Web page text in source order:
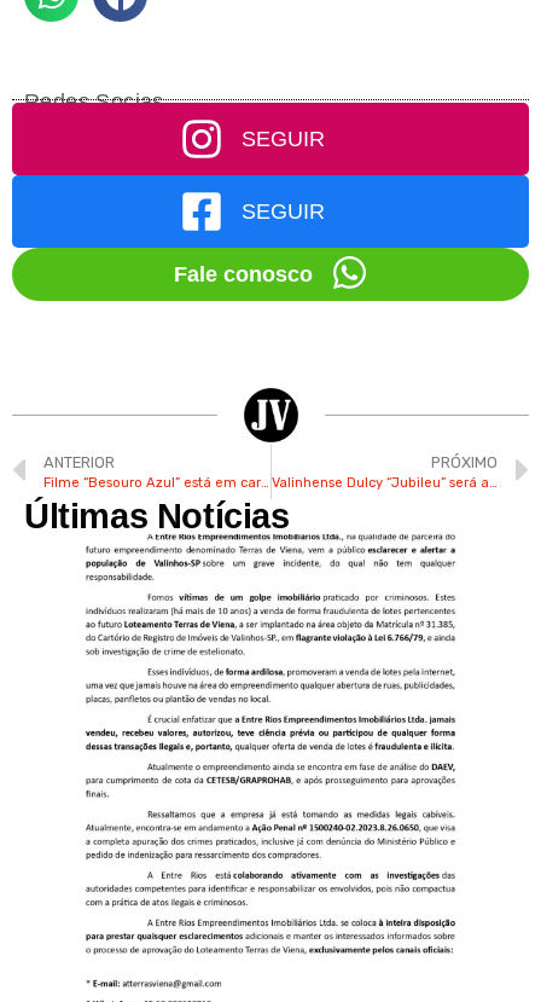
Redes Socias
SEGUIR
SEGUIR
Fale conosco
ANTERIOR
Filme “Besouro Azul” está em cartaz no cinema do Shopping Valinhos
PRÓXIMO
Valinhense Dulcy “Jubileu” será a 1ª professora de capoeira da cidade
Últimas Notícias